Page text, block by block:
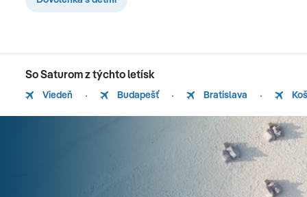
So Saturom z týchto letísk
Viedeň Budapešť Bratislava